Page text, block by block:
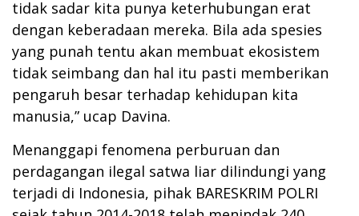
tidak sadar kita punya keterhubungan erat
dengan keberadaan mereka. Bila ada spesies
yang punah tentu akan membuat ekosistem
tidak seimbang dan hal itu pasti memberikan
pengaruh besar terhadap kehidupan kita
manusia,” ucap Davina.
Menanggapi fenomena perburuan dan
perdagangan ilegal satwa liar dilindungi yang
terjadi di Indonesia, pihak BARESKRIM POLRI